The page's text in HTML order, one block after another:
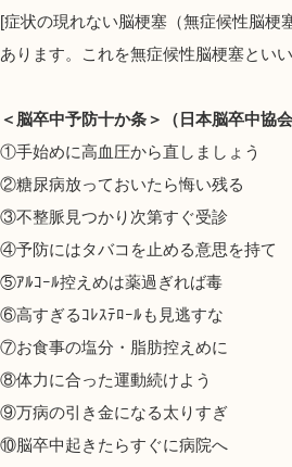
[症状の現れない脳梗塞（無症候性脳梗
あります。これを無症候性脳梗塞とい
＜脳卒中予防十か条＞（日本脳卒中協会
①手始めに高血圧から直しましょう
②糖尿病放っておいたら悔い残る
③不整脈見つかり次第すぐ受診
④予防にはタバコを止める意思を持て
⑤ｱﾙｺｰﾙ控えめは薬過ぎれば毒
⑥高すぎるｺﾚｽﾃﾛｰﾙも見逃すな
⑦お食事の塩分・脂肪控えめに
⑧体力に合った運動続けよう
⑨万病の引き金になる太りすぎ
⑩脳卒中起きたらすぐに病院へ